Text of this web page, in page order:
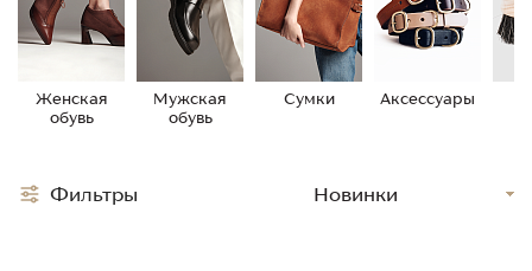
Женская
обувь
Мужская
обувь
Сумки Аксессуары
Фильтры